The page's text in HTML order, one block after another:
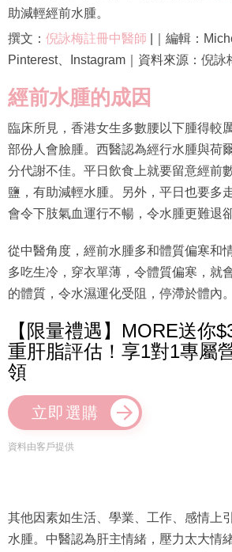
助減輕經前水腫。
撰文： 倪詠梅註冊中醫師 |｜編輯：
Pinterest、Instagram｜資料來源：倪詠
經前水腫的成因
臨床所見，香港女生多數腰以下腫得較
部份人會臉腫。西醫認為經行水腫與荷
分代謝不佳。平日飲食上就要留意經前
鹽，有助減輕水腫。另外，平日也要多
會令下肢氣血運行不暢，令水腫更難退卻
從中醫角度，經前水腫多和體質偏寒和
多吃生冷，穿衣單薄，令體質偏寒，就
的體質，令水濕運化受阻，停滯於體內。
【限量禮遇】MORE送你
重肝脂評估！享1對1專屬
領
立即選購
資料由客戶提供
其他因素如生活、學業、工作、感情上
水腫。中醫認為肝主情緒，壓力太大情